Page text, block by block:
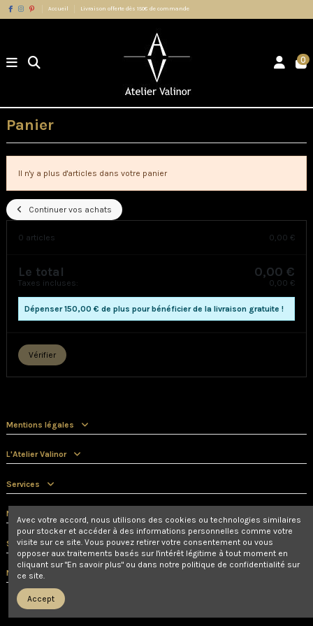
Accueil Livraison offerte dès 150€ de commande
0
Panier
Il n'y a plus d'articles dans votre panier
Continuer vos achats
0 articles 0,00 €
Le total 0,00 €
Taxes incluses: 0,00 €
Dépenser150,00 € de plus pour bénéficier de la livraison gratuite !
Vérifier
Mentions légales
L'Atelier Valinor
Services
Nous contacter
Suivez-nous
Newsletter
Avec votre accord, nous utilisons des cookies ou technologies similaires
pour stocker et accéder à des informations personnelles comme votre
visite sur ce site. Vous pouvez retirer votre consentement ou vous
opposer aux traitements basés sur l'intérêt légitime à tout moment en
cliquant sur "En savoir plus" ou dans notre politique de confidentialité sur
ce site.
Accept